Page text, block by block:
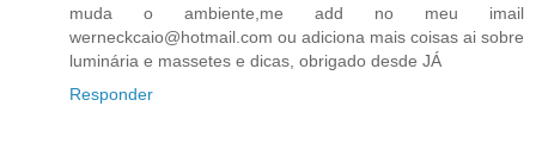
muda o ambiente,me add no meu imail
werneckcaio@hotmail.com ou adiciona mais coisas ai sobre
luminária e massetes e dicas, obrigado desde JÁ
Responder